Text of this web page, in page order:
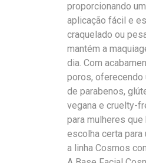
proporcionando
aplicação fácil e
craquelado ou
mantém a
dia. Com
poros, oferecendo
de parabenos,
vegana e cruelty-
para mulheres
escolha certa para
a linha Cosmos